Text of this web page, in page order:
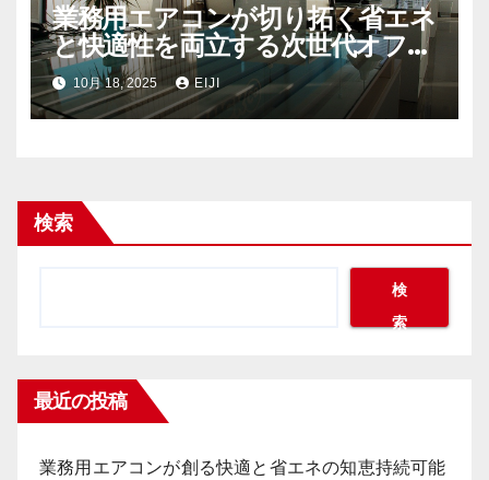
業務用エアコンが切り拓く省エネ
と快適性を両立する次世代オフィ
ス空調戦略
10月 18, 2025 EIJI
検索
検
索
最近の投稿
業務用エアコンが創る快適と省エネの知恵持続可能